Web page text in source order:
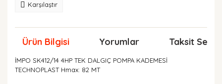
Karşılaştır
Ürün Bilgisi Yorumlar Taksit
İMPO SK412/14 4HP TEK DALGIÇ POMPA KADEMESİ
TECHNOPLAST Hmax: 82 MT